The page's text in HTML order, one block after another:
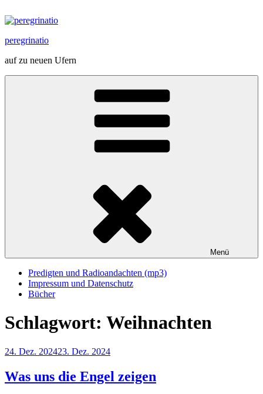
Inhalt
peregrinatio
auf zu neuen Ufern
Menü
Predigten und Radioandachten (mp3)
Impressum und Datenschutz
Bücher
Schlagwort: Weihnachten
Veröffentlicht
24. Dez. 202423. Dez. 2024
Was uns die Engel zeigen